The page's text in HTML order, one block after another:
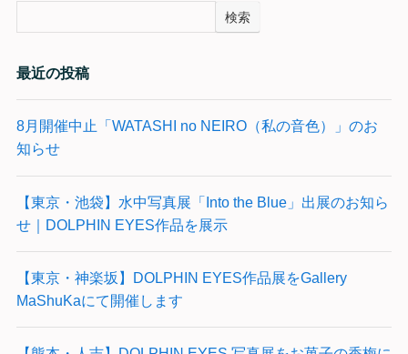
検索
最近の投稿
8月開催中止「WATASHI no NEIRO（私の音色）」のお
知らせ
【東京・池袋】水中写真展「Into the Blue」出展のお知ら
せ｜DOLPHIN EYES作品を展示
【東京・神楽坂】DOLPHIN EYES作品展をGallery
MaShuKaにて開催します